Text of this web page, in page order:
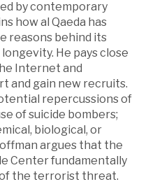
by contemporary
how al Qaeda has
reasons behind its
He pays close
Internet and
and gain new recruits.
repercussions of
of suicide bombers;
biological, or
argues that the
Center fundamentally
the terrorist threat.